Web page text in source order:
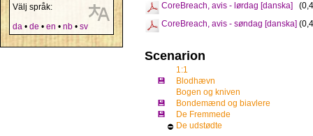
Välj språk:
da • de • en • nb • sv
CoreBreach, avis - lørdag [danska]
CoreBreach, avis - søndag [danska]
Scenarion
1:1
💾
Blodhævn
Bogen og kniven
💾
Bondemænd og biavlere
💾
De Fremmede
⛔ De udstødte